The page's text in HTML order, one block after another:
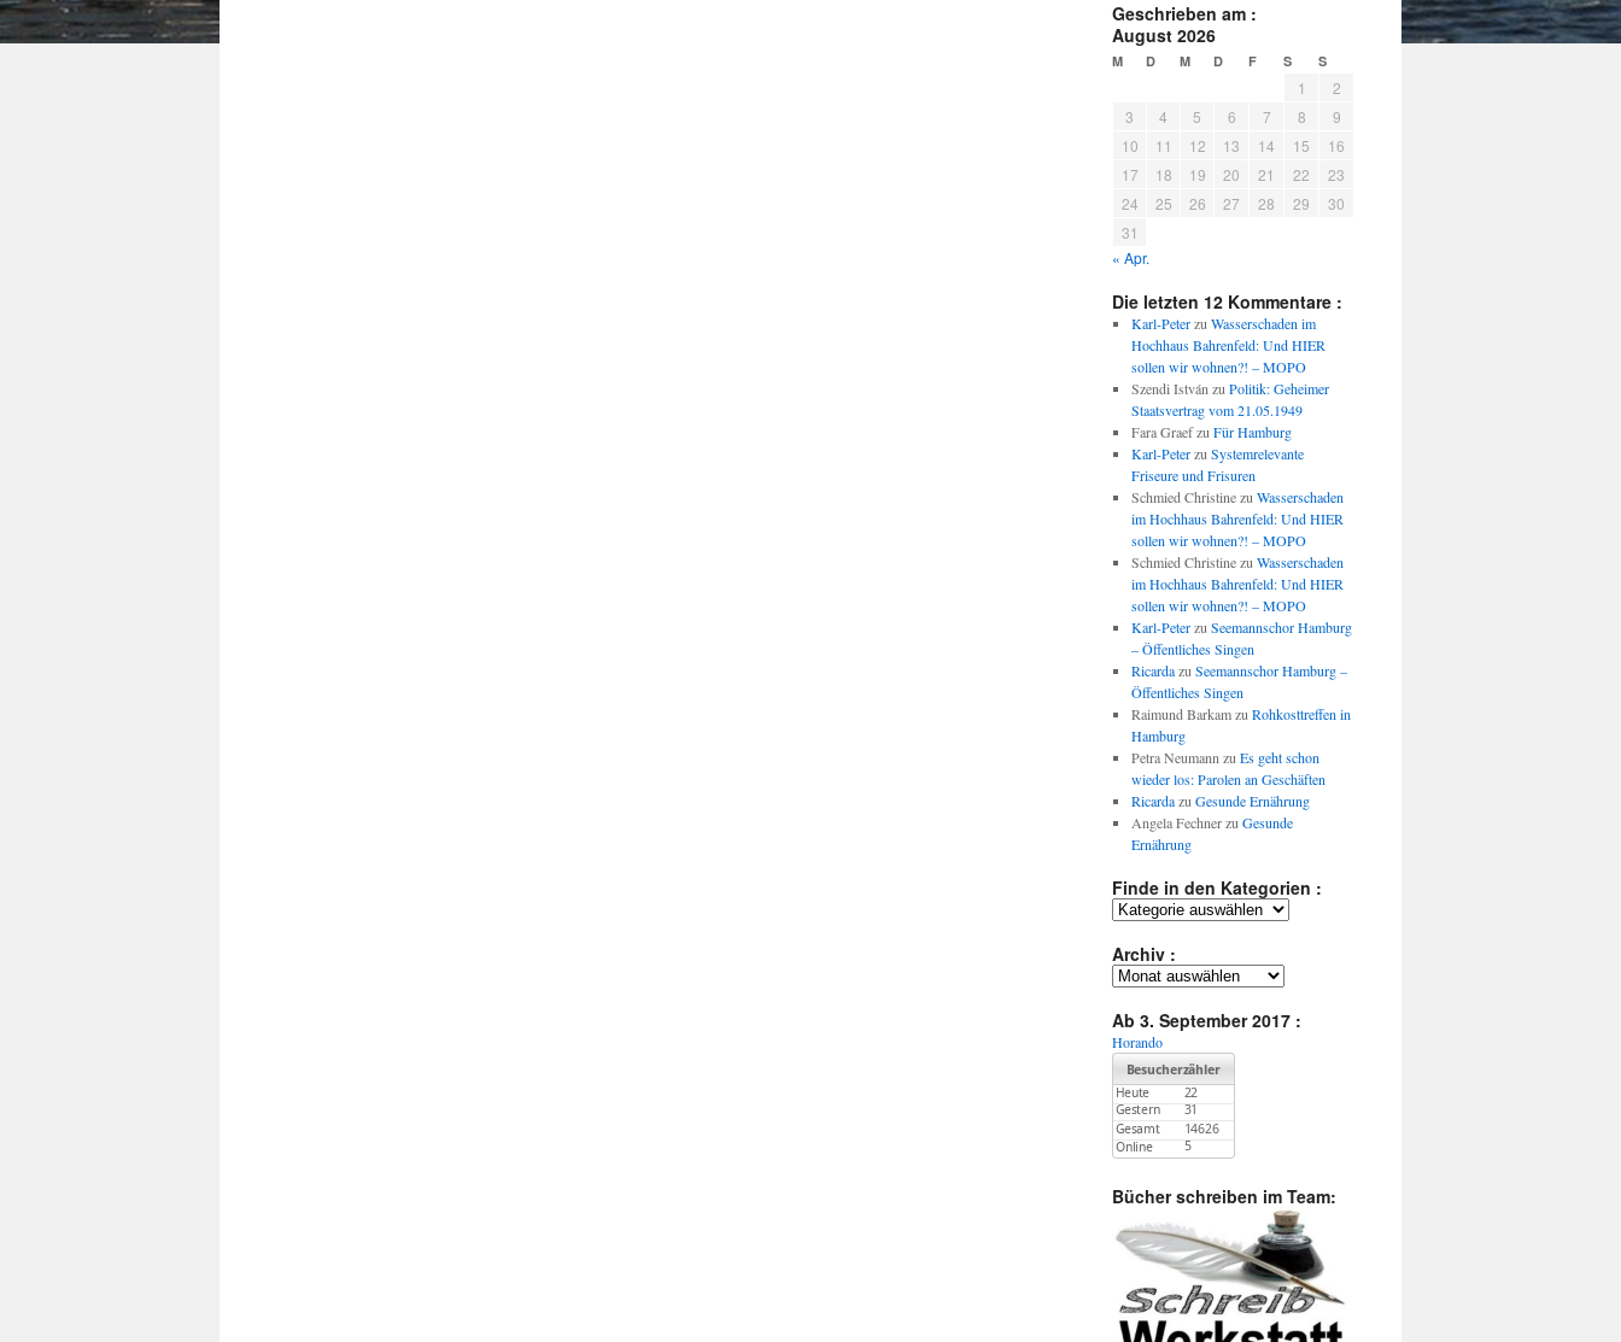
Geschrieben am :
August 2026
M D M D F S S
1
2
3
4 5 6 7 8
9
10
11 12 13 14 15
16
17
18 19 20 21 22
23
24
25 26 27 28 29
30
31
« Apr.
Die letzten 12 Kommentare :
Karl-Peterzu Wasserschaden im
Hochhaus Bahrenfeld: Und HIER
sollen wir wohnen?! – MOPO
Szendi István zu Politik: Geheimer
Staatsvertrag vom 21.05.1949
Fara Graefzu Für Hamburg
Karl-Peterzu Systemrelevante
Friseure und Frisuren
Schmied Christinezu Wasserschaden
im Hochhaus Bahrenfeld: Und HIER
sollen wir wohnen?! – MOPO
Schmied Christinezu Wasserschaden
im Hochhaus Bahrenfeld: Und HIER
sollen wir wohnen?! – MOPO
Karl-Peterzu Seemannschor Hamburg
– Öffentliches Singen
Ricardazu Seemannschor Hamburg –
Öffentliches Singen
Raimund Barkamzu Rohkosttreffen in
Hamburg
Petra Neumann zu Es geht schon
wieder los: Parolen an Geschäften
Ricardazu Gesunde Ernährung
Angela Fechnerzu Gesunde
Ernährung
Finde in den Kategorien :
Finde
den
Kategorien
Archiv :
Archiv
Ab 3. September 2017 :
Horando
Bücher schreiben im Team: